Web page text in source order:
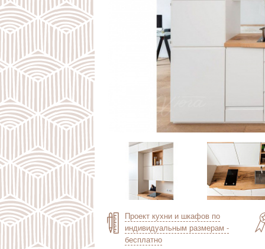
Проект кухни и шкафов по
индивидуальным размерам -
бесплатно